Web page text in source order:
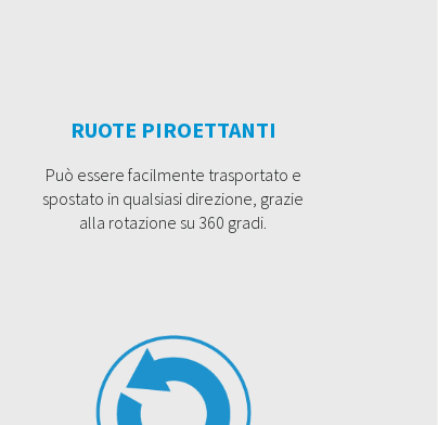
RUOTE PIROETTANTI
Può essere facilmente trasportato e
spostato in qualsiasi direzione, grazie
alla rotazione su 360 gradi.